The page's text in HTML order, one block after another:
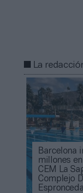
La
Barcelona
millones
CEM La
Complejo
Espronceda